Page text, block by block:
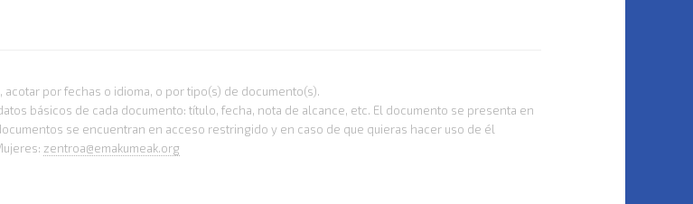
por fechas o idioma, o por tipo(s) de documento(s).
básicos de cada documento: título, fecha, nota de alcance, etc. El documento se presenta en
se encuentran en acceso restringido y en caso de que quieras hacer uso de él
zentroa@emakumeak.org